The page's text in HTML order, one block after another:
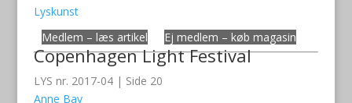
Lyskunst
Medlem – læs artikel
Ej medlem – køb magasin
Copenhagen Light Festival
LYS nr. 2017-04 | Side 20
Anne Bay